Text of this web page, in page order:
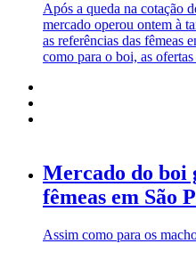
Após a queda na cotação
mercado operou ontem à
as referências das fêmeas
como para o boi, as
Mercado do boi
fêmeas em São
Assim como para os